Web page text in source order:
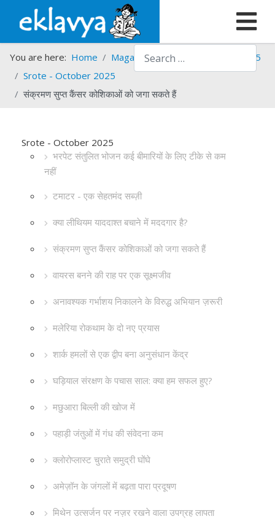
Search
You are here: Home Magazines Srote
Srote - 2025
Srote - October 2025
संक्रमण सुप्त कैंसर कोशिकाओं को जगा सकते हैं
Srote - October 2025
भरपेट संतुलित भोजन कई बीमारियों के लिए टीके से कम
नहीं
टमाटर - एक सेहतमंद सब्ज़ी
क्या लीथियम याददाश्त बचाने में मददगार है?
संक्रमण सुप्त कैंसर कोशिकाओं को जगा सकते हैं
वायरस बनने की राह पर एक सूक्ष्मजीव
अनावश्यक गर्भाशय निकालने के विरुद्ध अभियान ज़रूरी
मलेरिया रोकथाम के दो नए प्रयास
शार्क हमलों से एक द्वीप बना अनुसंधान केंद्र
घड़ियाल संरक्षण के पचास साल: क्या हम सफल हुए?
मछुआरा बिल्ली की खोज में
पहाड़ी जंतुओं में गंध की संवेदना कम
क्लोरोप्लास्ट चुराते समुद्री घोंघे
अमेज़ॉन के जंगलों में बढ़ता पारा प्रदूषण
मिथेन उत्सर्जन पर नज़र रखने वाला उपग्रह लापता